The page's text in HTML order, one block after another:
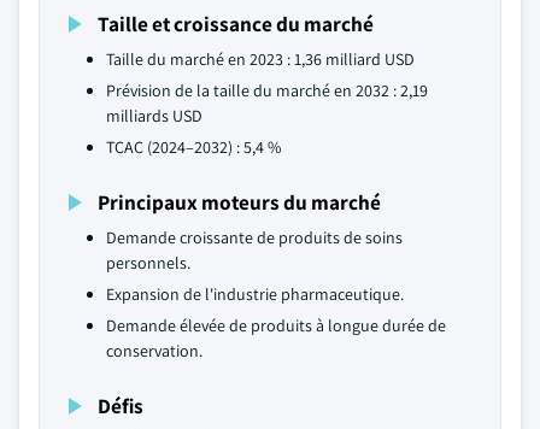
Taille et croissance du marché
Taille du marché en 2023 : 1,36 milliard USD
Prévision de la taille du marché en 2032 : 2,19
milliards USD
TCAC (2024–2032) : 5,4 %
Principaux moteurs du marché
Demande croissante de produits de soins
personnels.
Expansion de l'industrie pharmaceutique.
Demande élevée de produits à longue durée de
conservation.
Défis